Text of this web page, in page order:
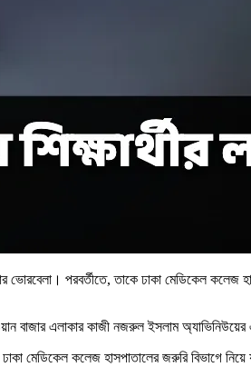
পরবর্তীতে, তাকে ঢাকা মেডিকেল কলেজ
বাজার এলাকার কাজী নজরুল ইসলাম
মেডিকেল কলেজ হাসপাতালের জরুরি বিভাগে নিয়ে